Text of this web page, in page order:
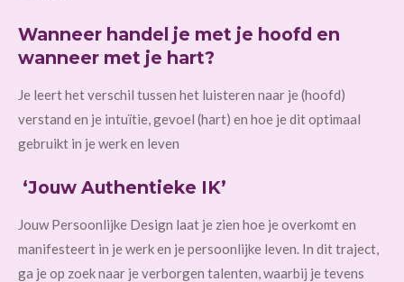
Wanneer handel je met je hoofd en
wanneer met je hart?
Je leert het verschil tussen het luisteren naar je (hoofd)
verstand en je intuïtie, gevoel (hart) en hoe je dit optimaal
gebruikt in je werk en leven
‘Jouw Authentieke IK’
Jouw Persoonlijke Design laat je zien hoe je overkomt en
manifesteert in je werk en je persoonlijke leven. In dit traject,
ga je op zoek naar je verborgen talenten, waarbij je tevens